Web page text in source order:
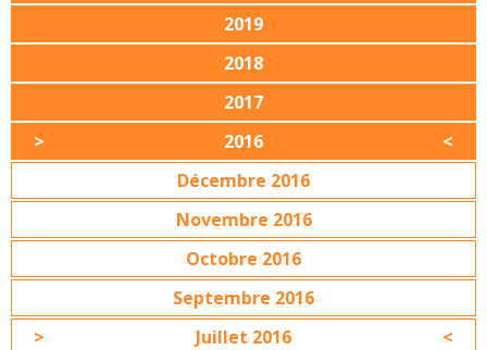
2019
2018
2017
2016
Décembre 2016
Novembre 2016
Octobre 2016
Septembre 2016
Juillet 2016